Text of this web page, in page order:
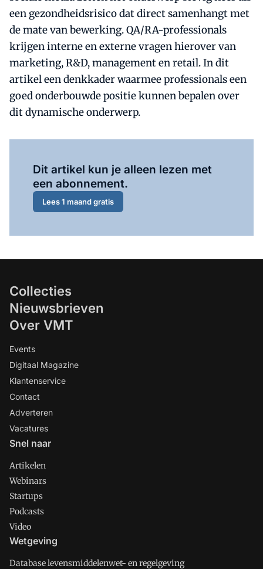
een gezondheidsrisico dat direct samenhangt met
de mate van bewerking. QA/RA-professionals
krijgen interne en externe vragen hierover van
marketing, R&D, management en retail. In dit
artikel een denkkader waarmee professionals een
goed onderbouwde positie kunnen bepalen over
dit dynamische onderwerp.
Dit artikel kun je alleen lezen met
een abonnement.
Lees 1 maand gratis
Collecties
Nieuwsbrieven
Over VMT
Events
Digitaal Magazine
Klantenservice
Contact
Adverteren
Vacatures
Snel naar
Artikelen
Webinars
Startups
Podcasts
Video
Wetgeving
Database levensmiddelenwet- en regelgeving